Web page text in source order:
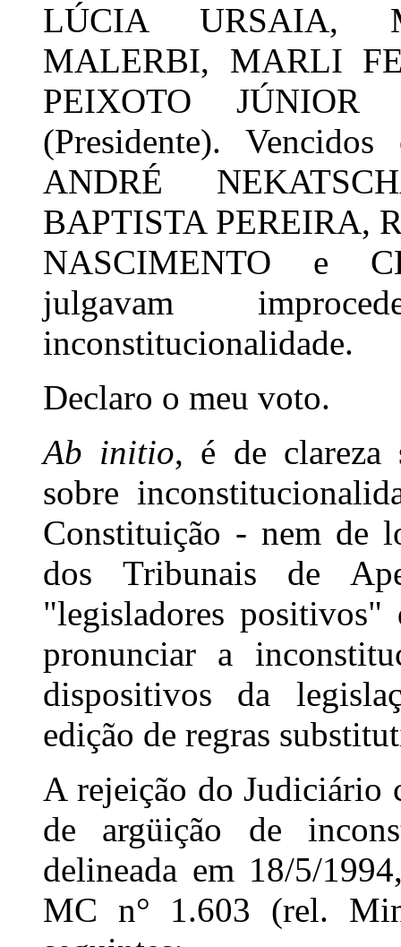
LÚCIA URSAIA,
MALERBI, MARLI
PEIXOTO
(Presidente).
ANDRÉ
BAPTISTA PEREIRA,
NASCIMENTO e
julgavam
inconstitucionalidade.
Declaro o meu voto.
Ab initio, é de clareza
sobre
Constituição - nem de
dos Tribunais de
"legisladores positivos"
pronunciar a
dispositivos da
edição de regras
A rejeição do Judiciário
de argüição de
delineada em 18/5/
MC n° 1.603 (rel.